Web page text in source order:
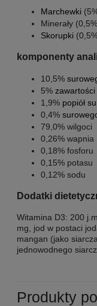
Marchewki
Minerały
Skorupki
komponenty
10,5%
5% zawartości
1,9% popiół
0,4%
79,0% wilgoci
0,26% wapnia
0,18% fosforu
0,15% potasu
0,12% sodu
Dodatki
Witamina D3: 200
mg, jod w postaci
mangan (jako
jednowodnego
Produkty